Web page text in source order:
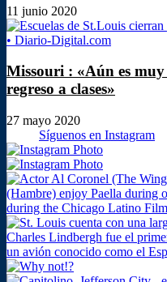
11 junio 2020
Missouri : «Aún es
regreso a clases»
27 mayo 2020
Síguenos en Instagram